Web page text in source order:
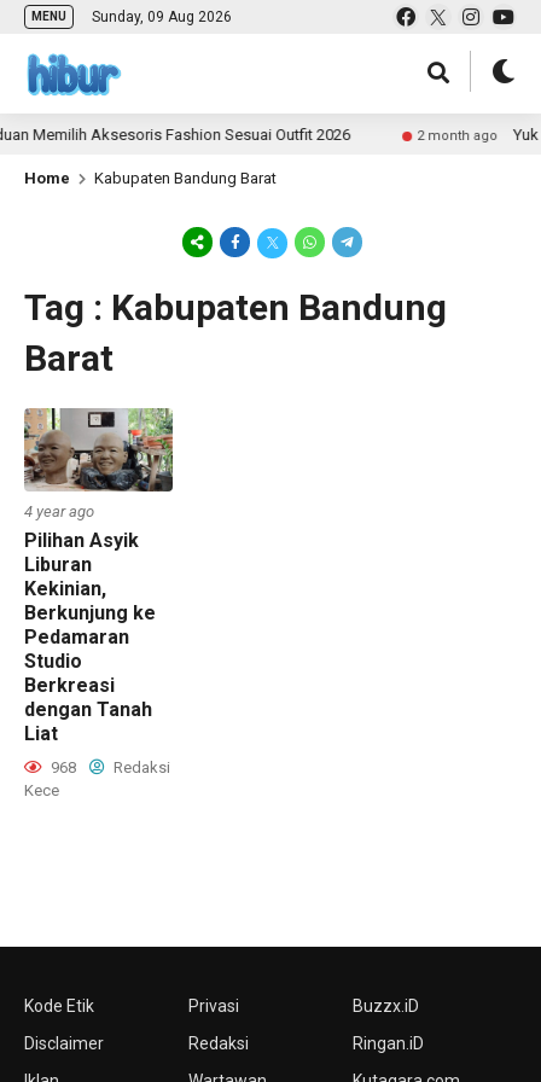
MENU Sunday, 09 Aug 2026
Memilih Aksesoris Fashion Sesuai Outfit 2026 2 month ago
Home Kabupaten Bandung Barat
Tag : Kabupaten Bandung
Barat
4 year ago
Pilihan Asyik
Liburan
Kekinian,
Berkunjung ke
Pedamaran
Studio
Berkreasi
dengan Tanah
Liat
968
Redaksi
Kece
Kode Etik
Disclaimer
Privasi
Redaksi
Buzzx.iD
Ringan.iD